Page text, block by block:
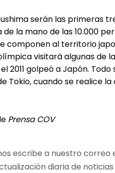
serán las primeras
la mano de las 10.000
componen al territorio
visitará algunas de
2011 golpeó a Japón.
Tokio, cuando se realice
Prensa COV
escribe a nuestro correo
diaria de